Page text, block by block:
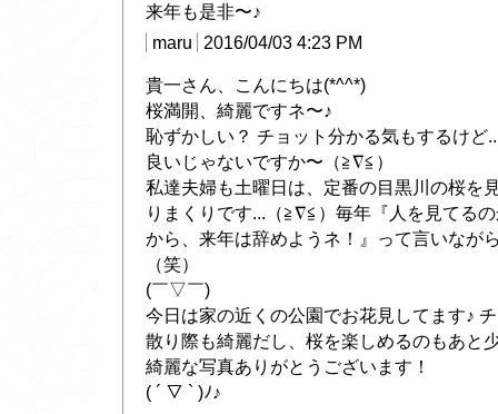
来年も是非〜♪
maru
2016/04/03 4:23 PM
貴一さん、こんにちは(*^^*)
桜満開、綺麗ですネ〜♪
恥ずかしい？ チョット分かる気もするけど..
良いじゃないですか〜（≧∇≦）
私達夫婦も土曜日は、定番の目黒川の桜を
りまくりです...（≧∇≦）毎年『人を見てる
から、来年は辞めようネ！』って言いなが
（笑）
(￣▽￣)
今日は家の近くの公園でお花見してます♪
散り際も綺麗だし、桜を楽しめるのもあと
綺麗な写真ありがとうございます！
( ´ ▽ ` )ﾉ♪